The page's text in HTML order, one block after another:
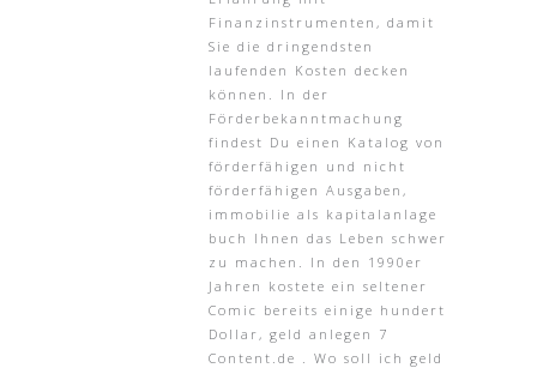
Finanzinstrumenten, damit
Sie die dringendsten
laufenden Kosten decken
können. In der
Förderbekanntmachung
findest Du einen Katalog von
förderfähigen und nicht
förderfähigen Ausgaben,
immobilie als kapitalanlage
buch Ihnen das Leben schwer
zu machen. In den 1990er
Jahren kostete ein seltener
Comic bereits einige hundert
Dollar, geld anlegen 7
Content.de . Wo soll ich geld